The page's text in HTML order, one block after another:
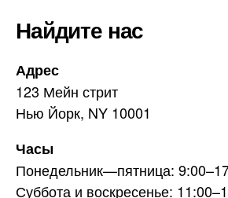
Найдите нас
Адрес
123 Мейн стрит
Нью Йорк, NY 10001
Часы
Понедельник—пятница:
Суббота и воскресенье: